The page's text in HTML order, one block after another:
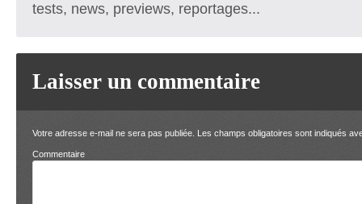
tests, news, previews, reportages...
Laisser un commentaire
Votre adresse e-mail ne sera pas publiée. Les champs obligatoires sont indiqués